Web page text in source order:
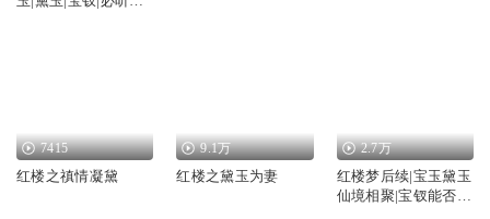
7415
红楼之禛情凝黛
9.1万
红楼之黛玉为妻
2.7万
红楼梦后续|宝玉黛玉
仙境相聚|宝钗能否太